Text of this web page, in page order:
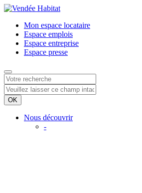
Mon espace locataire
Espace emplois
Espace entreprise
Espace presse
Nous découvrir
-